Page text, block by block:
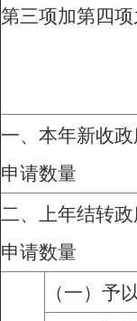
第三项加第四
一、本年新收
申请数量
二、上年结转
申请数量
（一）予